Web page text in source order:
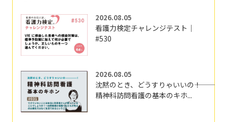
2026.08.05
看護力検定チャレンジテスト｜
#530
2026.08.05
沈黙のとき、どうすりゃいいの―――！
精神科訪問看護の基本のキホ...